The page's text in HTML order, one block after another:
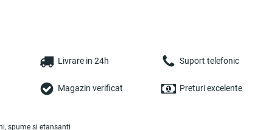
Livrare in 24h Suport telefonic
Magazin verificat Preturi excelente
spume si etansanti